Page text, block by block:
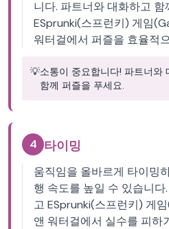
니다. 파트너와 대화하고
ESprunki(스프런키) 게임
워터걸에서 퍼즐을 효율적
💡소통이 중요합니다! 파트너와
함께 퍼즐을 푸세요.
4 타이밍
움직임을 올바르게 타이밍
행 속도를 높일 수 있습니
고 ESprunki(스프런키) 게
앤 워터걸에서 실수를 피하